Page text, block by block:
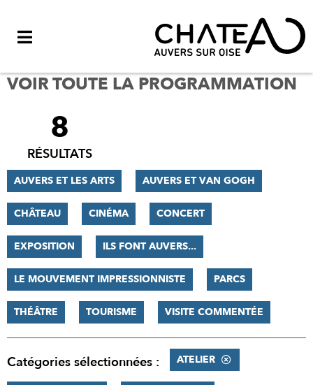
VOIR TOUTE LA PROGRAMMATION
FILTRER
RÉSULTATS
8
RÉSULTATS
AUVERS ET LES ARTS AUVERS ET VAN GOGH
CHÂTEAU CINÉMA CONCERT
EXPOSITION ILS FONT AUVERS...
LE MOUVEMENT IMPRESSIONNISTE PARCS
THÉÂTRE TOURISME VISITE COMMENTÉE
Catégories sélectionnées : ATELIER